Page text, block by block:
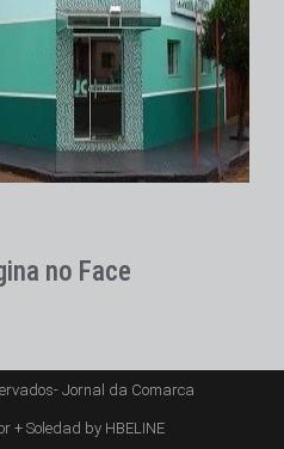
no Face
Jornal da Comarca
+ Soledad by HBELINE